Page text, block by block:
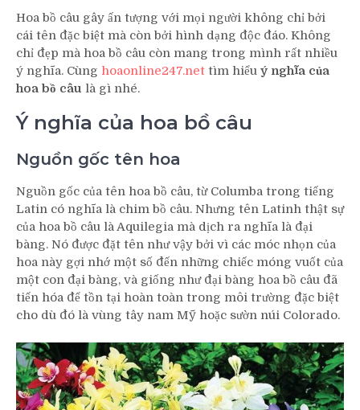
Hoa bồ câu gây ấn tượng với mọi người không chỉ bởi
cái tên đặc biệt mà còn bởi hình dạng độc đáo. Không
chỉ đẹp mà hoa bồ câu còn mang trong mình rất nhiều
ý nghĩa. Cùng hoaonline247.net tìm hiểu ý nghĩa của
hoa bồ câu là gì nhé.
Ý nghĩa của hoa bồ câu
Nguồn gốc tên hoa
Nguồn gốc của tên hoa bồ câu, từ Columba trong tiếng
Latin có nghĩa là chim bồ câu. Nhưng tên Latinh thật sự
của hoa bồ câu là Aquilegia mà dịch ra nghĩa là đại
bàng. Nó được đặt tên như vậy bởi vì các móc nhọn của
hoa này gợi nhớ một số đến những chiếc móng vuốt của
một con đại bàng, và giống như đại bàng hoa bồ câu đã
tiến hóa để tồn tại hoàn toàn trong môi trường đặc biệt
cho dù đó là vùng tây nam Mỹ hoặc sườn núi Colorado.